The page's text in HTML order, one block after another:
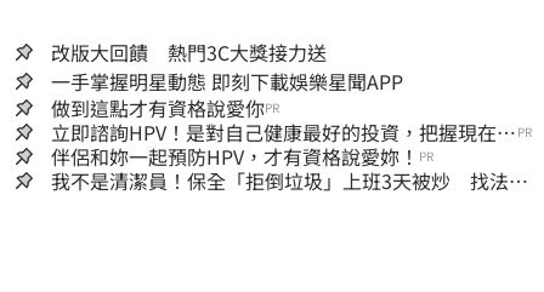
改版大回饋 熱門3C大獎接力送
一手掌握明星動態 即刻下載娛樂星聞APP
做到這點才有資格說愛你PR
立即諮詢HPV！是對自己健康最好的投資，把握現在不
嫌晚！
PR
伴侶和妳一起預防HPV，才有資格說愛妳！ PR
我不是清潔員！保全「拒倒垃圾」上班3天被炒 找法院